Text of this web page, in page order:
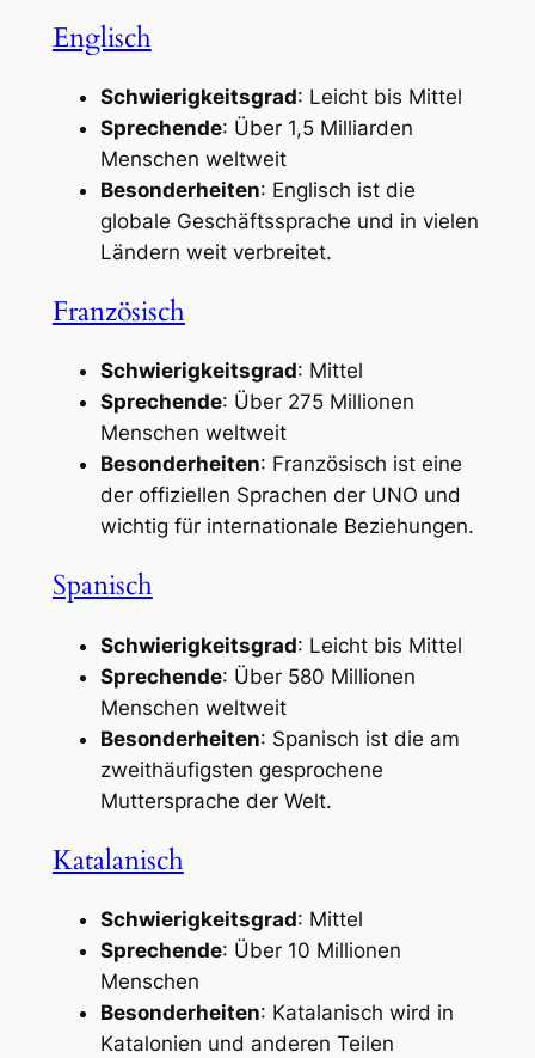
Englisch
Schwierigkeitsgrad: Leicht bis Mittel
Sprechende: Über 1,5 Milliarden
Menschen weltweit
Besonderheiten: Englisch ist die
globale Geschäftssprache und in vielen
Ländern weit verbreitet.
Französisch
Schwierigkeitsgrad: Mittel
Sprechende: Über 275 Millionen
Menschen weltweit
Besonderheiten: Französisch ist eine
der offiziellen Sprachen der UNO und
wichtig für internationale Beziehungen.
Spanisch
Schwierigkeitsgrad: Leicht bis Mittel
Sprechende: Über 580 Millionen
Menschen weltweit
Besonderheiten: Spanisch ist die am
zweithäufigsten gesprochene
Muttersprache der Welt.
Katalanisch
Schwierigkeitsgrad: Mittel
Sprechende: Über 10 Millionen
Menschen
Besonderheiten: Katalanisch wird in
Katalonien und anderen Teilen